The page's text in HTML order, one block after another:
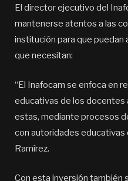
El director ejecutivo del
mantenerse atentos a las
institución para que puedan
que necesitan:
“El Inafocam se enfoca en
educativas de los docentes
estas, mediante procesos
con autoridades educativas
Ramírez.
Con esta inversión también